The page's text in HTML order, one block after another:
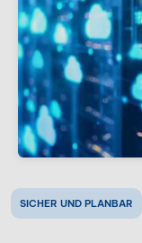
SICHER UND PLANBAR